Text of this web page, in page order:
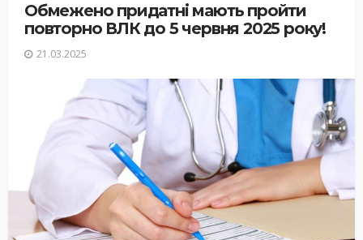
Обмежено придатні мають пройти
повторно ВЛК до 5 червня 2025 року!
21.03.2025